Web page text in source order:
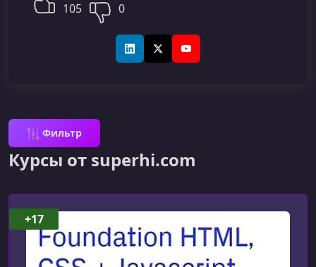
105 0
LinkedInX (Twitter)YouTube
Фильтр
Курсы от superhi.com
+17